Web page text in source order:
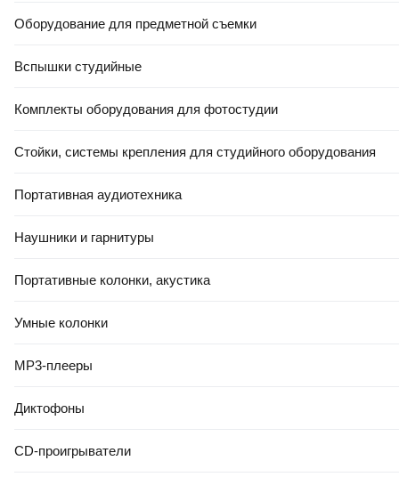
Оборудование для предметной съемки
Вспышки студийные
Комплекты оборудования для фотостудии
Стойки, системы крепления для студийного оборудования
Портативная аудиотехника
Наушники и гарнитуры
Портативные колонки, акустика
Умные колонки
MP3-плееры
Диктофоны
CD-проигрыватели